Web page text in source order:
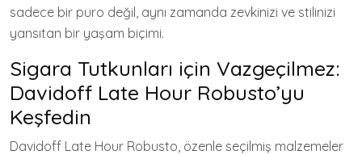
sadece bir puro değil, aynı zamanda zevkinizi ve stilinizi
yansıtan bir yaşam biçimi.
Sigara Tutkunları için Vazgeçilmez:
Davidoff Late Hour Robusto’yu
Keşfedin
Davidoff Late Hour Robusto, özenle seçilmiş malzemeler